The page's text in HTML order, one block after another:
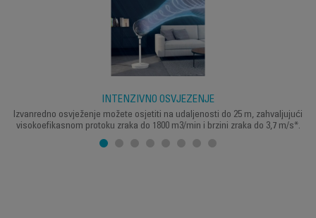
INTENZIVNO OSVJEŽENJE
Izvanredno osvježenje možete osjetiti na udaljenosti do 25 m, zahvaljujući
visokoefikasnom protoku zraka do 1800 m3/min i brzini zraka do 3,7 m/s*.